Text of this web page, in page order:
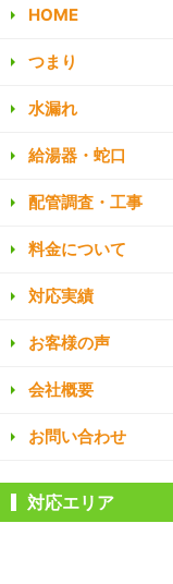
HOME
つまり
水漏れ
給湯器・蛇口
配管調査・工事
料金について
対応実績
お客様の声
会社概要
お問い合わせ
対応エリア